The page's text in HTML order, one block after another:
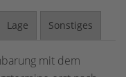
Lage Sonstiges
mit dem